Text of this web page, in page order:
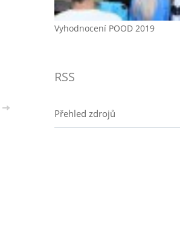
Vyhodnocení POOD 2019
>>
RSS
Přehled zdrojů